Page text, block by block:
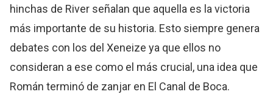
hinchas de River señalan que aquella es la victoria
más importante de su historia. Esto siempre genera
debates con los del Xeneize ya que ellos no
consideran a ese como el más crucial, una idea que
Román terminó de zanjar en El Canal de Boca.